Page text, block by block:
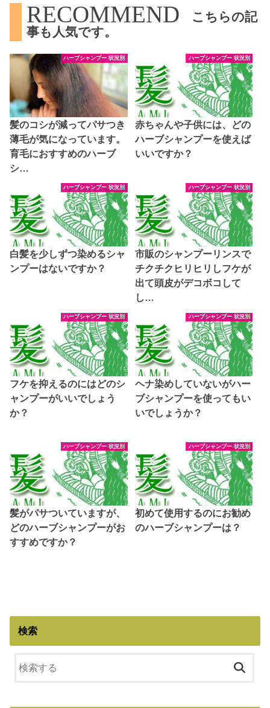
RECOMMEND
こちらの記
事も人気です。
ハーブシャンプー 状況別
髪のコシが減ってパサつき
薄毛が気になっています。
育毛におすすめのハーブ
シ…
ハーブシャンプー 状況別
赤ちゃんや子供には、どの
ハーブシャンプーを使えば
いいですか？
ハーブシャンプー 状況別
白髪を少しずつ染めるシャ
ンプーはないですか？
ハーブシャンプー 状況別
市販のシャンプーリンスで
チクチクヒリヒリしフケが
出て頭皮がデコボコして
し…
ハーブシャンプー 状況別
フケを抑えるのにはどのシ
ャンプーがいいでしょう
か？
ハーブシャンプー 状況別
ヘナ染めしていないがハー
ブシャンプーを使ってもい
いでしょうか？
ハーブシャンプー 状況別
髪がパサついていますが、
どのハーブシャンプーがお
すすめですか？
ハーブシャンプー 状況別
初めて使用するのにお勧め
のハーブシャンプーは？
検索